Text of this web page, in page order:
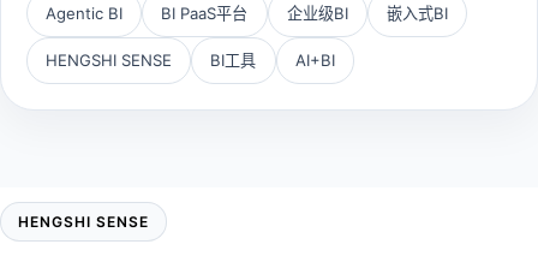
Agentic BI BI PaaS平台 企业级BI 嵌入式BI
HENGSHI SENSE BI工具 AI+BI
HENGSHI SENSE